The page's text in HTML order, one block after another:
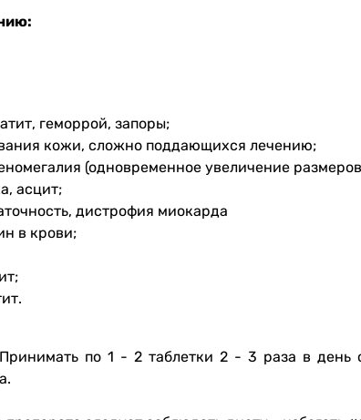
геморрой, запоры;
кожи, сложно поддающихся лечению;
(одновременное увеличение
асцит;
дистрофия миокарда
в крови;
Принимать по 1 - 2 таблетки 2 - 3 раза в день